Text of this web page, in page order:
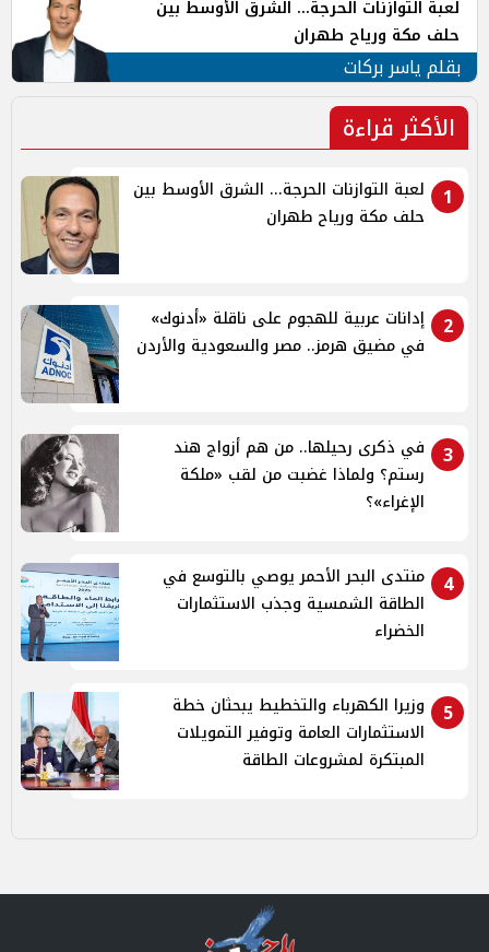
لعبة التوازنات الحرجة... الشرق الأوسط بين
حلف مكة ورياح طهران
بقلم ياسر بركات
الأكثر قراءة
1
لعبة التوازنات الحرجة... الشرق الأوسط بين
حلف مكة ورياح طهران
2
إدانات عربية للهجوم على ناقلة «أدنوك»
في مضيق هرمز.. مصر والسعودية والأردن
3
في ذكرى رحيلها.. من هم أزواج هند
رستم؟ ولماذا غضبت من لقب «ملكة
الإغراء»؟
4
منتدى البحر الأحمر يوصي بالتوسع في
الطاقة الشمسية وجذب الاستثمارات
الخضراء
5
وزيرا الكهرباء والتخطيط يبحثان خطة
الاستثمارات العامة وتوفير التمويلات
المبتكرة لمشروعات الطاقة